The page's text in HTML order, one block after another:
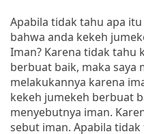
Apabila tidak tahu apa
bahwa anda kekeh
Iman? Karena tidak tahu
berbuat baik, maka saya
melakukannya karena
kekeh jumekeh berbuat
menyebutnya iman.
sebut iman. Apabila